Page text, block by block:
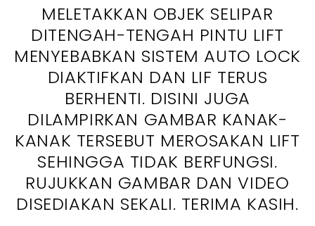
MELETAKKAN OBJEK SELIPAR
DITENGAH-TENGAH PINTU LIFT
MENYEBABKAN SISTEM AUTO LOCK
DIAKTIFKAN DAN LIF TERUS
BERHENTI. DISINI JUGA
DILAMPIRKAN GAMBAR KANAK-
KANAK TERSEBUT MEROSAKAN LIFT
SEHINGGA TIDAK BERFUNGSI.
RUJUKKAN GAMBAR DAN VIDEO
DISEDIAKAN SEKALI. TERIMA KASIH.